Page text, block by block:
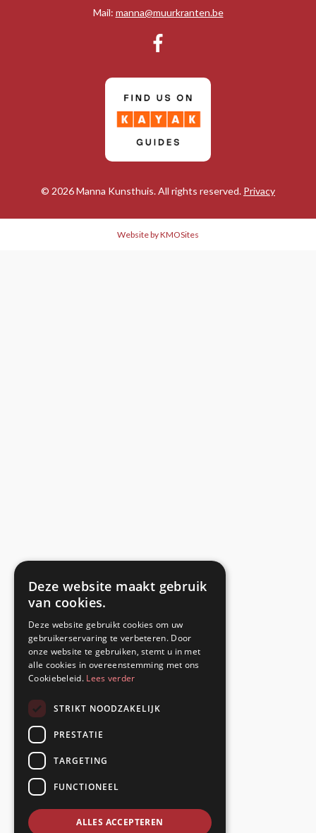
Website by KMOSites
Mail: manna@muurkranten.be
© 2026 Manna Kunsthuis. All rights reserved. Privacy
Deze website maakt gebruik
van cookies.
Deze website gebruikt cookies om uw
gebruikerservaring te verbeteren. Door
onze website te gebruiken, stemt u in met
alle cookies in overeenstemming met ons
Cookiebeleid. Lees verder
STRIKT NOODZAKELIJK
PRESTATIE
TARGETING
FUNCTIONEEL
ALLES ACCEPTEREN